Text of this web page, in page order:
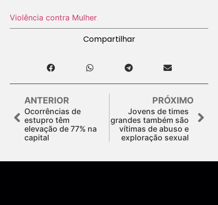
Violência contra Mulher
Compartilhar
ANTERIOR
Ocorrências de
estupro têm
elevação de 77% na
capital
PRÓXIMO
Jovens de times
grandes também são
vítimas de abuso e
exploração sexual